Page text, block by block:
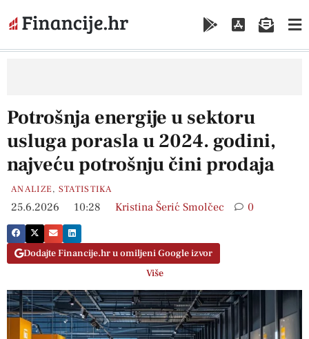
Potrošnja energije u sektoru
usluga porasla u 2024. godini,
najveću potrošnju čini prodaja
ANALIZE, STATISTIKA
25.6.2026 10:28 Kristina Šerić Smolčec 0
Dodajte Financije.hr u omiljeni Google izvor
Više